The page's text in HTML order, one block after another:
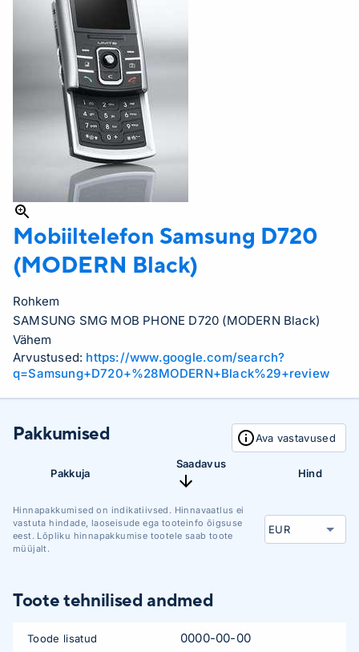
Mobiiltelefon Samsung D720
(MODERN Black)
Rohkem
SAMSUNG SMG MOB PHONE D720 (MODERN Black)
Vähem
Arvustused: https://www.google.com/search?
q=Samsung+D720+%28MODERN+Black%29+review
Pakkumised Ava vastavused
Pakkuja
Saadavus
Hind
Hinnapakkumised on indikatiivsed. Hinnavaatlus ei
vastuta hindade, laoseisude ega tooteinfo õigsuse
eest. Lõpliku hinnapakkumise tootele saab toote
müüjalt.
Toote tehnilised andmed
Toode lisatud 0000-00-00